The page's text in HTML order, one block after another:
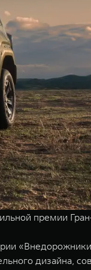
премии
дизайна,